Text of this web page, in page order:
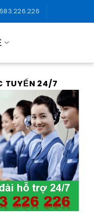
TUYẾN 24/7